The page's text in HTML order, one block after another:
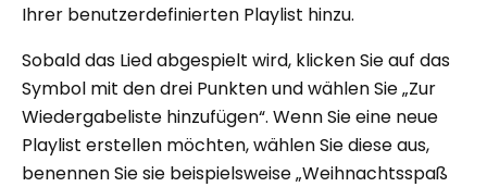
Ihrer benutzerdefinierten Playlist hinzu.
Sobald das Lied abgespielt wird, klicken Sie auf das
Symbol mit den drei Punkten und wählen Sie „Zur
Wiedergabeliste hinzufügen“. Wenn Sie eine neue
Playlist erstellen möchten, wählen Sie diese aus,
benennen Sie sie beispielsweise „Weihnachtsspaß